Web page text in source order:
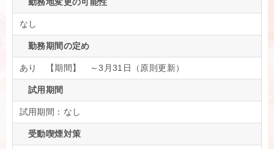
勤務地変更の可能性
なし
勤務期間の定め
あり 【期間】 ～3月31日（原則更新）
試用期間
試用期間：なし
受動喫煙対策